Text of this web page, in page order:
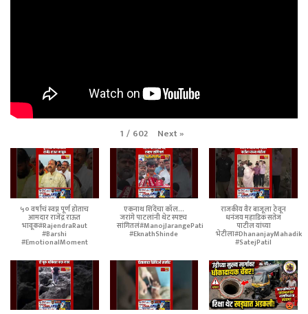
1 / 602 Next»
५० वर्षांचं स्वप्न पूर्ण होताच
आमदार राजेंद्र राऊत
भावूक#RajendraRaut
#Barshi
#EmotionalMoment
एकनाथ शिंदेंचा कॉल...
जरांगे पाटलांनी थेट स्पष्टच
सांगितलं#ManojJarangePatil
#EknathShinde
राजकीय वैर बाजूला ठेवून
धनंजय महाडिक सतेज
पाटील यांच्या
भेटीला#DhananjayMahadik
#SatejPatil